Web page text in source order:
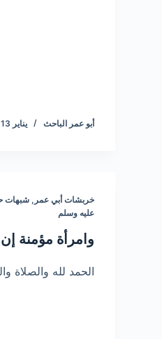
أبو عمر الباحث يناير 13, 2020
خربشات أبي عمر ,شبهات
عليه وسلم
وامرأة مؤمنة
الحمد لله والصلاة